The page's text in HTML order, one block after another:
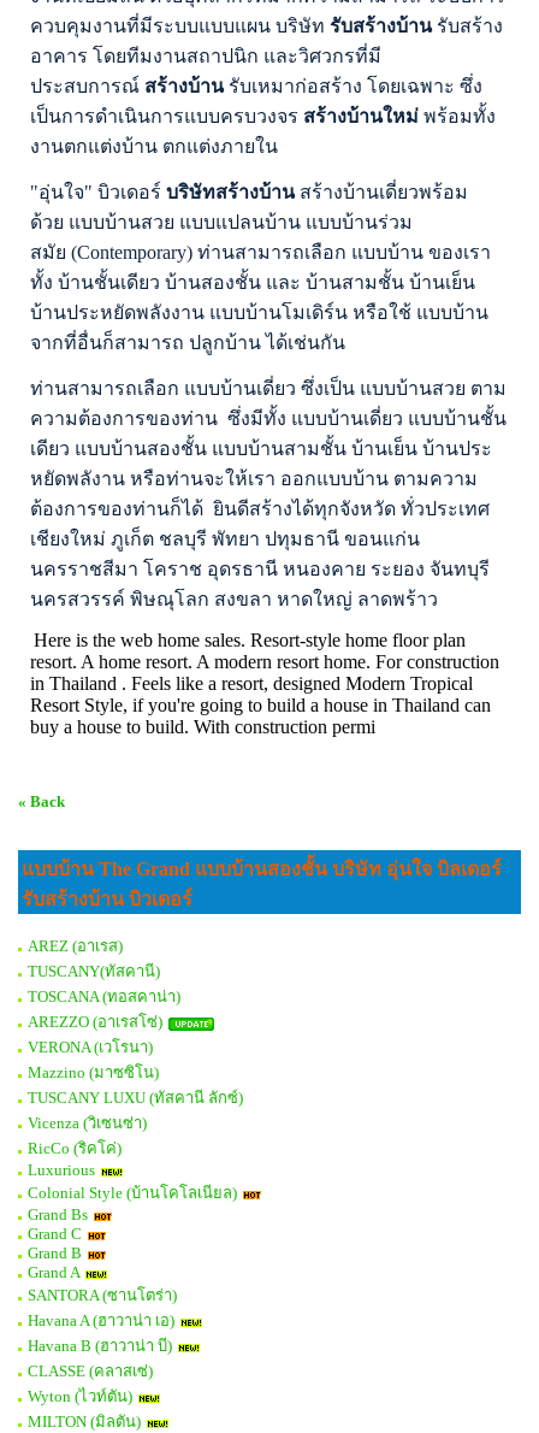
ควบคุมงานที่มีระบบแบบแผน บริษัท รับสร้างบ้าน รับสร้าง
อาคาร โดยทีมงานสถาปนิก และวิศวกรที่มี
ประสบการณ์ สร้างบ้าน รับเหมาก่อสร้าง โดยเฉพาะ ซึ่ง
เป็นการดำเนินการแบบครบวงจร สร้างบ้านใหม่ พร้อมทั้ง
งานตกแต่งบ้าน ตกแต่งภายใน
"อุ่นใจ" บิวเดอร์ บริษัทสร้างบ้าน สร้างบ้านเดี่ยวพร้อม
ด้วย แบบบ้านสวย แบบแปลนบ้าน แบบบ้านร่วม
สมัย (Contemporary) ท่านสามารถเลือก แบบบ้าน ของเรา
ทั้ง บ้านชั้นเดียว บ้านสองชั้น และ บ้านสามชั้น บ้านเย็น
บ้านประหยัดพลังงาน แบบบ้านโมเดิร์น หรือใช้ แบบบ้าน
จากที่อื่นก็สามารถ ปลูกบ้าน ได้เช่นกัน
ท่านสามารถเลือก แบบบ้านเดี่ยว ซึ่งเป็น แบบบ้านสวย ตาม
ความต้องการของท่าน ซึ่งมีทั้ง แบบบ้านเดี่ยว แบบบ้านชั้น
เดียว แบบบ้านสองชั้น แบบบ้านสามชั้น บ้านเย็น บ้านประ
หยัดพลังาน หรือท่านจะให้เรา ออกแบบบ้าน ตามความ
ต้องการของท่านก็ได้ ยินดีสร้างได้ทุกจังหวัด ทั่วประเทศ
เชียงใหม่ ภูเก็ต ชลบุรี พัทยา ปทุมธานี ขอนแก่น
นครราชสีมา โคราช อุดรธานี หนองคาย ระยอง จันทบุรี
นครสวรรค์ พิษณุโลก สงขลา หาดใหญ่ ลาดพร้าว
Here is the web home sales. Resort-style home floor plan
resort. A home resort. A modern resort home. For construction
in Thailand . Feels like a resort, designed Modern Tropical
Resort Style, if you're going to build a house in Thailand can
buy a house to build. With construction permi
« Back
แบบบ้าน The Grand แบบบ้านสองชั้น บริษัท อุ่นใจ บิลเดอร์
รับสร้างบ้าน บิวเดอร์
AREZ (อาเรส)
TUSCANY(ทัสคานี)
TOSCANA (ทอสคาน่า)
AREZZO (อาเรสโซ่)
VERONA (เวโรนา)
Mazzino (มาซซิโน)
TUSCANY LUXU (ทัสคานี ลักซ์)
Vicenza (วิเซนซ่า)
RicCo (ริคโค่)
Luxurious
Colonial Style (บ้านโคโลเนียล)
Grand Bs
Grand C
Grand B
Grand A
SANTORA (ซานโตร่า)
Havana A (ฮาวาน่า เอ)
Havana B (ฮาวาน่า บี)
CLASSE (คลาสเซ่)
Wyton (ไวท์ตัน)
MILTON (มิลตัน)